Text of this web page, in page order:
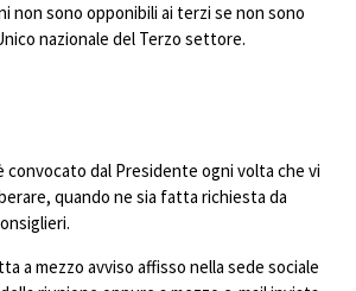
non sono opponibili ai terzi se non sono
nazionale del Terzo settore.
convocato dal Presidente ogni volta che vi
quando ne sia fatta richiesta da
a mezzo avviso affisso nella sede sociale